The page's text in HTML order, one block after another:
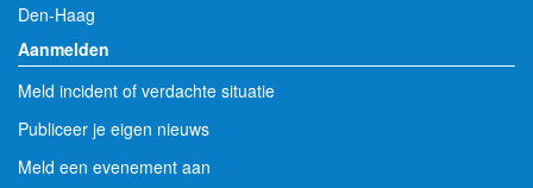
Den-Haag
Aanmelden
Meld incident of verdachte situatie
Publiceer je eigen nieuws
Meld een evenement aan